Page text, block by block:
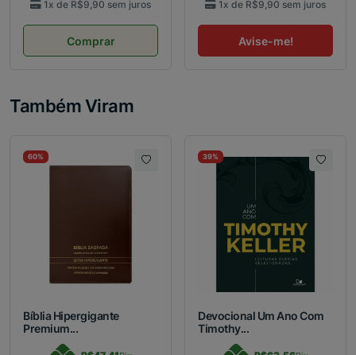
1x de R$9,90 sem juros
Comprar
1x de R$9,90 sem juros
Avise-me!
Também Viram
60%
Bíblia Hipergigante
Premium...
39%
Devocional Um Ano Com
Timothy...